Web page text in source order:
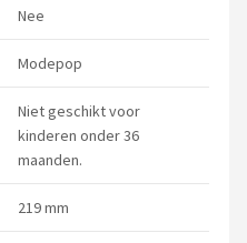
Nee
Modepop
Niet geschikt voor
kinderen onder 36
maanden.
219 mm